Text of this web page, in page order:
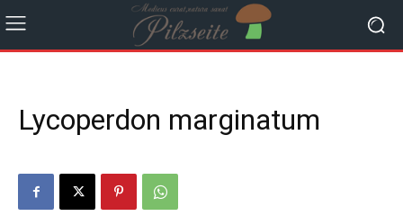
Lycoperdon marginatum